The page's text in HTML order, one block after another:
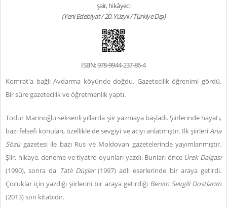
şair, hikâyeci
(Yeni Edebiyat / 20. Yüzyıl / Türkiye Dışı)
ISBN: 978-9944-237-86-4
Komrat'a bağlı Avdarma köyünde doğdu. Gazetecilik öğrenimi gördü.
Bir süre gazetecilik ve öğretmenlik yaptı.
Todur Marinoğlu seksenli yıllarda şiir yazmaya başladı. Şiirlerinde hayatı,
bazı felsefi konuları, özellikle de sevgiyi ve acıyı anlatmıştır. İlk şiirleriAna
Sözü gazetesi ile bazı Rus ve Moldovan gazetelerinde yayımlanmıştır.
Şiir, hikaye, deneme ve tiyatro oyunları yazdı. Bunları önce Ürek Dalgası
(1990), sonra da Tatlı Düşler(1997) adlı eserlerinde bir araya getirdi.
Çocuklar için yazdığı şiirlerini bir araya getirdiği Benim Sevgili Dostlarım
(2013) son kitabıdır.